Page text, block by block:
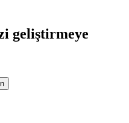
geliştirmeye